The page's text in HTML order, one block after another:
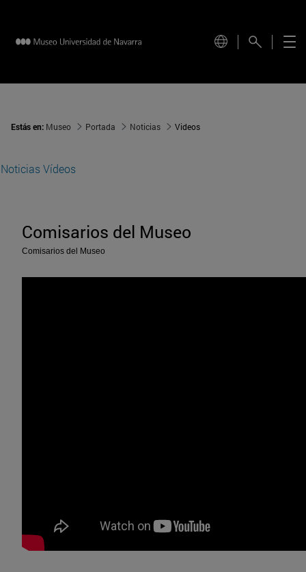
Estás en: Museo Portada Noticias Videos
Noticias Vídeos
Comisarios del Museo
Comisarios del Museo